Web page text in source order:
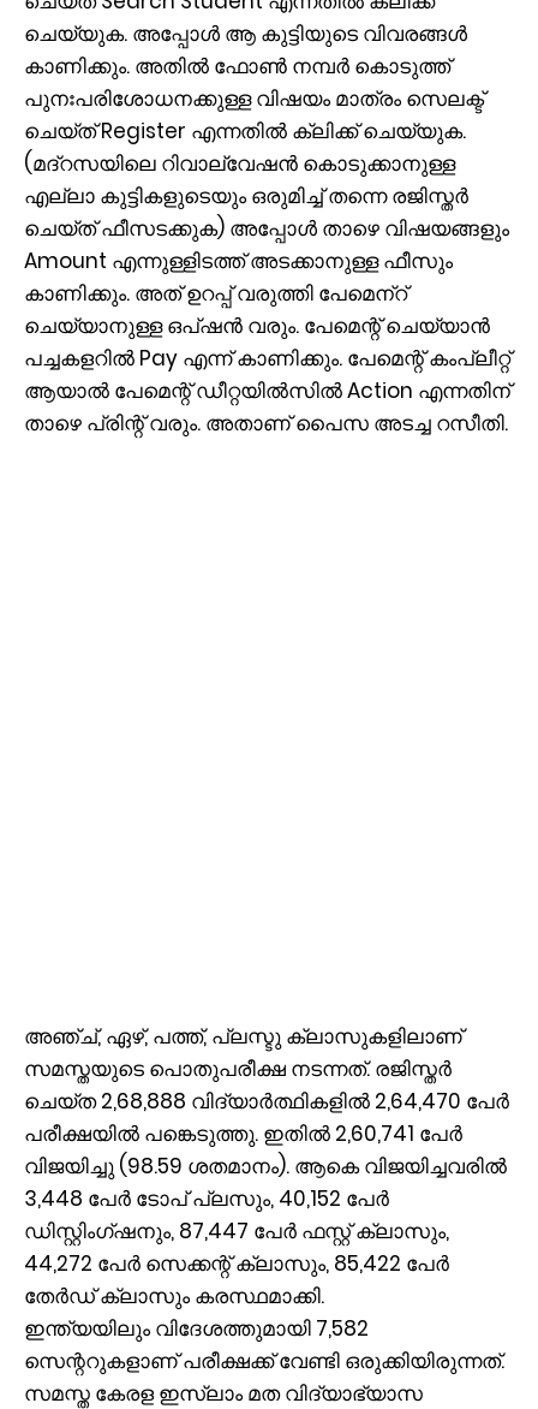
ചെയ്യുക. അപ്പോള്‍ ആ കുട്ടിയുടെ വിവരങ്ങള്‍
കാണിക്കും. അതില്‍ ഫോണ്‍ നമ്പര്‍ കൊടുത്ത്
പുനഃപരിശോധനക്കുള്ള വിഷയം മാത്രം സെലക്ട്
ചെയ്ത് Register എന്നതില്‍ ക്ലിക്ക് ചെയ്യുക.
(മദ്റസയിലെ റിവാല്വേഷന്‍ കൊടുക്കാനുള്ള
എല്ലാ കുട്ടികളുടെയും ഒരുമിച്ച് തന്നെ രജിസ്തര്‍
ചെയ്ത് ഫീസടക്കുക) അപ്പോള്‍ താഴെ വിഷയങ്ങളും
Amount എന്നുള്ളിടത്ത് അടക്കാനുള്ള ഫീസും
കാണിക്കും. അത് ഉറപ്പ് വരുത്തി പേമെന്‌റ്
ചെയ്യാനുള്ള ഒപ്ഷന്‍ വരും. പേമെന്റ് ചെയ്യാന്‍
പച്ചകളറില്‍ Pay എന്ന് കാണിക്കും. പേമെന്റ് കംപ്ലീറ്റ്
ആയാല്‍ പേമെന്റ് ഡീറ്റയില്‍സില്‍ Action എന്നതിന്
താഴെ പ്രിന്റ് വരും. അതാണ് പൈസ അടച്ച റസീതി.
അഞ്ച്, ഏഴ്, പത്ത്, പ്ലസ്ടു ക്ലാസുകളിലാണ്
സമസ്തയുടെ പൊതുപരീക്ഷ നടന്നത്. രജിസ്തര്‍
ചെയ്ത 2,68,888 വിദ്യാര്‍ത്ഥികളില്‍ 2,64,470 പേര്‍
പരീക്ഷയില്‍ പങ്കെടുത്തു. ഇതില്‍ 2,60,741 പേര്‍
വിജയിച്ചു (98.59 ശതമാനം). ആകെ വിജയിച്ചവരില്‍
3,448 പേര്‍ ടോപ് പ്ലസും, 40,152 പേര്‍
ഡിസ്റ്റിംഗ്ഷനും, 87,447 പേര്‍ ഫസ്റ്റ് ക്ലാസും,
44,272 പേര്‍ സെക്കന്റ് ക്ലാസും, 85,422 പേര്‍
തേര്‍ഡ് ക്ലാസും കരസ്ഥമാക്കി.
ഇന്ത്യയിലും വിദേശത്തുമായി 7,582
സെന്ററുകളാണ് പരീക്ഷക്ക് വേണ്ടി ഒരുക്കിയിരുന്നത്.
സമസ്ത കേരള ഇസ്‌ലാം മത വിദ്യാഭ്യാസ